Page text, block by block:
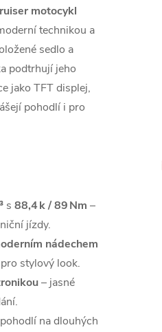
motocykl
technikou a
sedlo a
podtrhují jeho
jako TFT displej,
pohodlí i pro
s 88,4 k / 89 Nm –
jízdy.
nádechem
stylový look.
– jasné
na dlouhých